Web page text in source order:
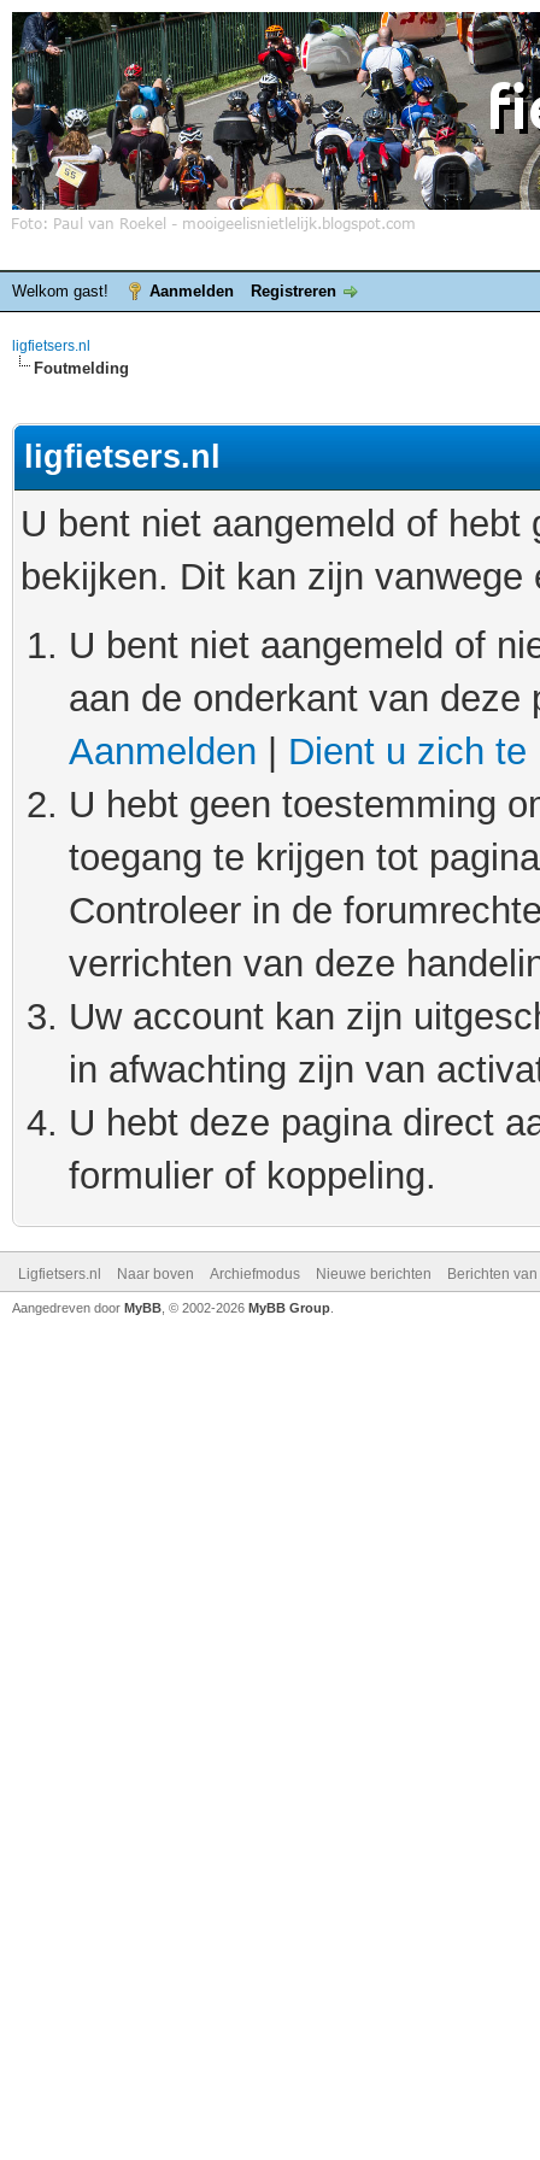
Welkom gast! Aanmelden Registreren
ligfietsers.nl
Foutmelding
ligfietsers.nl
U bent niet aangemeld of
bekijken. Dit kan zijn
U bent niet aangemeld of
aan de onderkant van
Aanmelden
Dient u zich te
U hebt geen toestemming
toegang te krijgen tot
Controleer in de
verrichten van deze
Uw account kan zijn
in afwachting zijn van
U hebt deze pagina direct
formulier of koppeling.
Ligfietsers.nl Naar boven Archiefmodus Nieuwe berichten Berichten
Aangedreven door MyBB , © 2002-2026 MyBB Group